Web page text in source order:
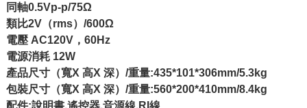
同軸0.5Vp-p/75Ω
類比2V（rms）/600Ω
電壓 AC120V，60Hz
電源消耗 12W
產品尺寸（寬X 高X 深）/重量:435*101*306mm/5.3kg
包裝尺寸（寬X 高X 深）/重量:560*200*410mm/8.4kg
配件:說明書.遙控器.音源線.RI線